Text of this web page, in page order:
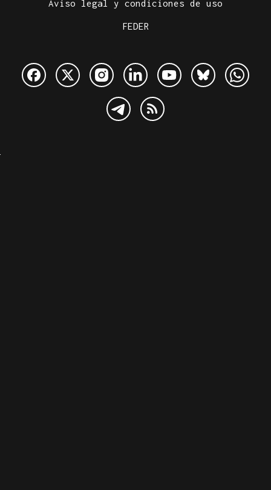
Aviso legal y condiciones de uso
FEDER